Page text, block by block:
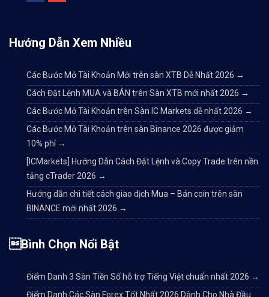
Hướng Dẫn Xem Nhiều
Các Bước Mở Tài Khoản Mới trên sàn XTB Dễ Nhất 2026 →
Cách Đặt Lệnh MUA và BÁN trên Sàn XTB mới nhất 2026 →
Các Bước Mở Tài Khoản trên Sàn IC Markets dễ nhất 2026 →
Các Bước Mở Tài Khoản trên sàn Binance 2026 được giảm
10% phí →
[ICMarkets] Hướng Dẫn Cách Đặt Lệnh và Copy Trade trên nền
tảng cTrader 2026 →
Hướng dẫn chi tiết cách giao dịch Mua – Bán coin trên sàn
BINANCE mới nhất 2026 →
Bình Chọn Nổi Bật
Điểm Danh 3 Sàn Tiền Số hỗ trợ Tiếng Việt chuẩn nhất 2026 →
Điểm Danh Các Sàn Forex Tốt Nhất 2026 Dành Cho Nhà Đầu